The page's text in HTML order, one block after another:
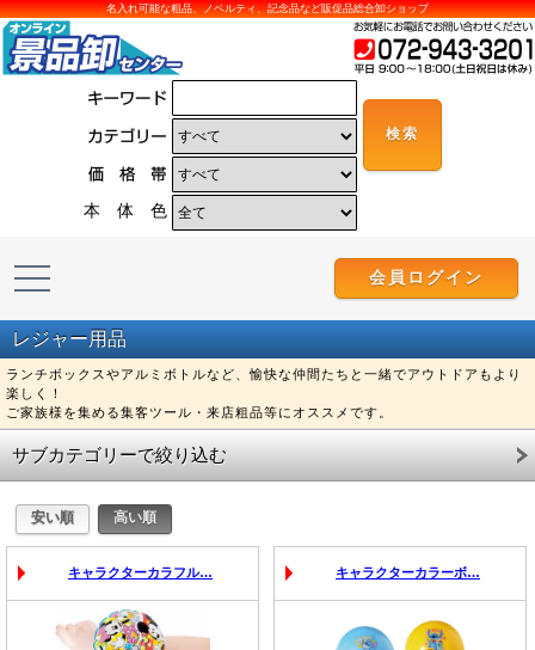
名入れ可能な粗品、ノベルティ、記念品など販促品総合卸ショップ
本 体 色
会員ログイン
レジャー用品
ランチボックスやアルミボトルなど、愉快な仲間たちと一緒でアウトドアもより
楽しく！
ご家族様を集める集客ツール・来店粗品等にオススメです。
サブカテゴリーで絞り込む
キャラクターカラフル… キャラクターカラーボ…